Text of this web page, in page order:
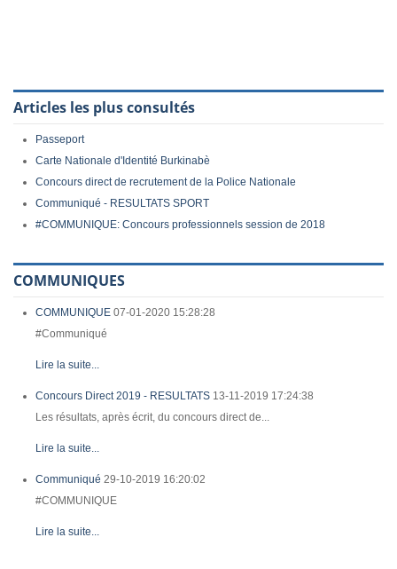
Articles les plus consultés
Passeport
Carte Nationale d'Identité Burkinabè
Concours direct de recrutement de la Police Nationale
Communiqué - RESULTATS SPORT
#COMMUNIQUE: Concours professionnels session de 2018
COMMUNIQUES
COMMUNIQUE 07-01-2020 15:28:28
#Communiqué
Lire la suite...
Concours Direct 2019 - RESULTATS 13-11-2019 17:24:38
Les résultats, après écrit, du concours direct de...
Lire la suite...
Communiqué 29-10-2019 16:20:02
#COMMUNIQUE
Lire la suite...